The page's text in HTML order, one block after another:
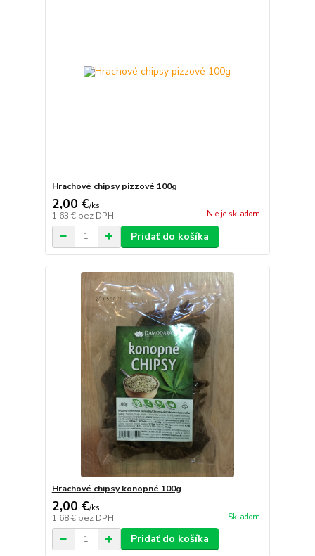
Hrachové chipsy pizzové 100g
2,00 €/ks
1,63 € bez DPH Nie je skladom
Pridať do košíka
Hrachové chipsy konopné 100g
2,00 €/ks
1,68 € bez DPH Skladom
Pridať do košíka